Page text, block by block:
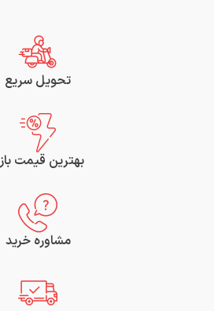
تحویل سریع
بهترین قیمت
مشاوره خرید